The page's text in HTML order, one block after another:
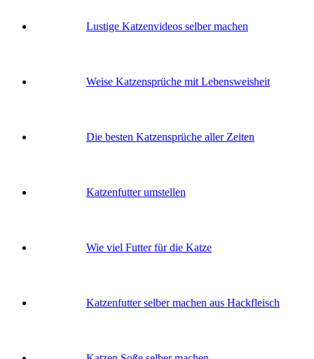
Lustige Katzenvideos selber machen
Weise Katzensprüche mit Lebensweisheit
Die besten Katzensprüche aller Zeiten
Katzenfutter umstellen
Wie viel Futter für die Katze
Katzenfutter selber machen aus Hackfleisch